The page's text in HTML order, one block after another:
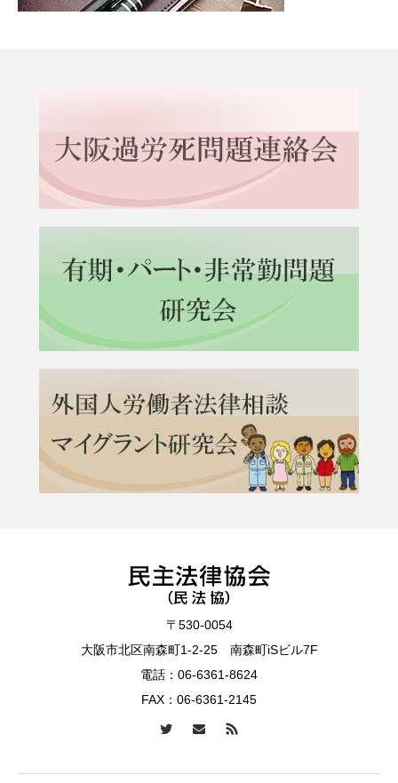
〒530-0054
大阪市北区南森町1-2-25 南森町iSビル7F
電話： 06-6361-8624
FAX：06-6361-2145